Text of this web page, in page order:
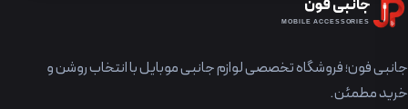
جانبی فون
MOBILE ACCESSORIES
جانبی فون؛ فروشگاه تخصصی لوازم جانبی موبایل با انتخاب روشن و
خرید مطمئن.